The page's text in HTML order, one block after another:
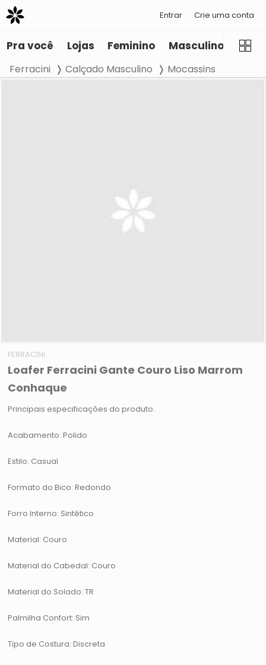
Entrar Crie uma conta
Pra você Lojas Feminino Masculino
Ferracini Calçado Masculino Mocassins
FERRACINI
Loafer Ferracini Gante Couro Liso Marrom
Conhaque
Principais especificações do produto:
Acabamento: Polido
Estilo: Casual
Formato do Bico: Redondo
Forro Interno: Sintético
Material: Couro
Material do Cabedal: Couro
Material do Solado: TR
Palmilha Confort: Sim
Tipo de Costura: Discreta